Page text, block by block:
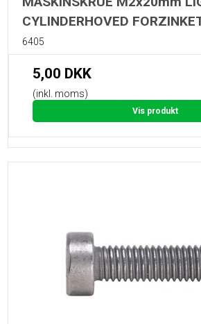
CYLINDERHOVED
6405
5,00 DKK
(inkl. moms)
Vis produkt